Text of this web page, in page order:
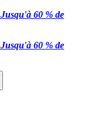
60 % de
60 % de